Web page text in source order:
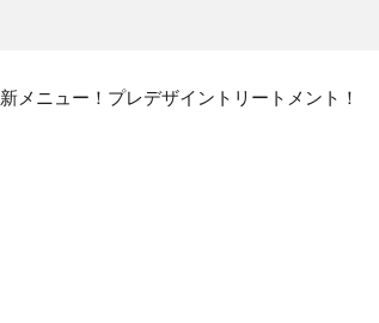
新メニュー！プレデザイントリートメント！